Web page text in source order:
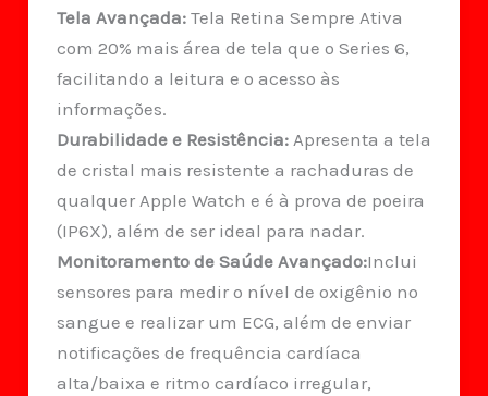
Tela Avançada:Tela Retina Sempre Ativa
com 20% mais área de tela que o Series 6,
facilitando a leitura e o acesso às
informações.
Durabilidade e Resistência:Apresenta a tela
de cristal mais resistente a rachaduras de
qualquer Apple Watch e é à prova de poeira
(IP6X), além de ser ideal para nadar.
Monitoramento de Saúde Avançado:Inclui
sensores para medir o nível de oxigênio no
sangue e realizar um ECG, além de enviar
notificações de frequência cardíaca
alta/baixa e ritmo cardíaco irregular,